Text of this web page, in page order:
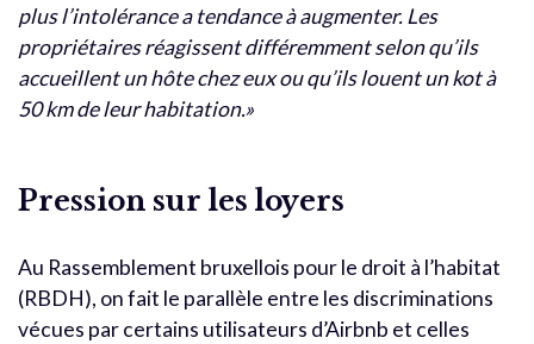
plus l’intolérance a tendance à augmenter. Les
propriétaires réagissent différemment selon qu’ils
accueillent un hôte chez eux ou qu’ils louent un kot à
50 km de leur habitation.»
Pression sur les loyers
Au Rassemblement bruxellois pour le droit à l’habitat
(RBDH), on fait le parallèle entre les discriminations
vécues par certains utilisateurs d’Airbnb et celles